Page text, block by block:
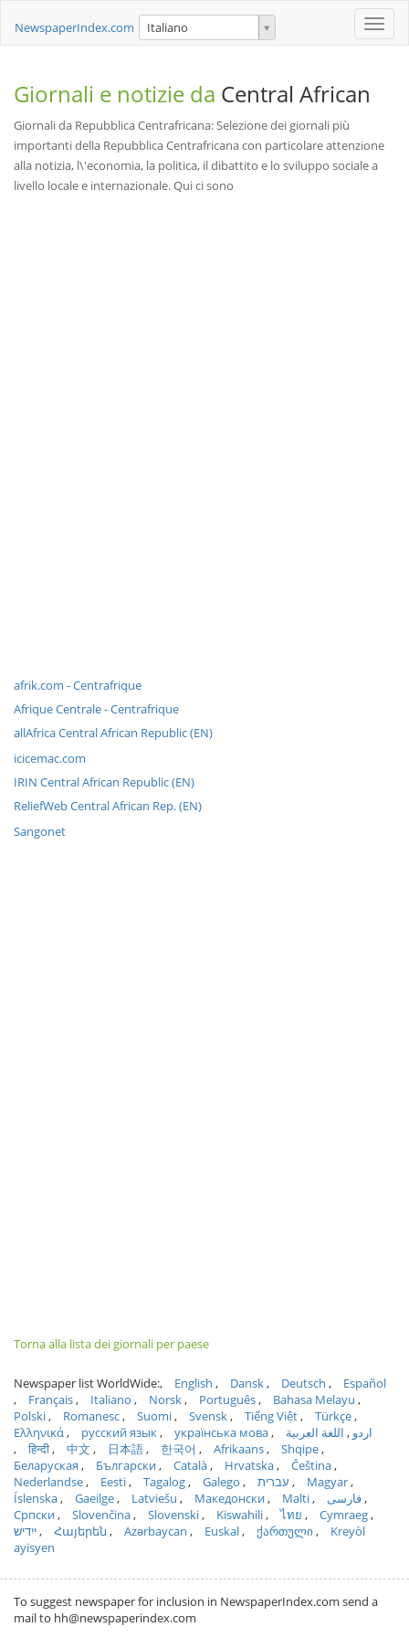
Toggle
NewspaperIndex.com Italiano
Giornali e notizie da Central African
Giornali da Repubblica Centrafricana: Selezione dei giornali più
importanti della Repubblica Centrafricana con particolare attenzione
alla notizia, l\'economia, la politica, il dibattito e lo sviluppo sociale a
livello locale e internazionale. Qui ci sono
afrik.com - Centrafrique
Afrique Centrale - Centrafrique
allAfrica Central African Republic (EN)
icicemac.com
IRIN Central African Republic (EN)
ReliefWeb Central African Rep. (EN)
Sangonet
Torna alla lista dei giornali per paese
Newspaper list WorldWide: English Dansk Deutsch
Español
Français
Italiano Norsk Português
Bahasa Melayu
Polski
Romanesc Suomi Svensk Tiếng Việt
Türkçe
Ελληνικά
русский язык українська мова اردو
اللغة العربية
हिन्दी
中文 日本語 한국어 Afrikaans
Shqipe
Беларуская
Български Català Hrvatska
Čeština
Nederlandse
Eesti Tagalog Galego עברית
Magyar
Íslenska
Gaeilge Latviešu Македонски Malti
فارسی
Српски
Slovenčina Slovenski Kiswahili ไทย
Cymraeg
ייִדיש
Հայերեն Azərbaycan Euskal ქართული
Kreyòl
ayisyen
To suggest newspaper for inclusion in NewspaperIndex.com send a
mail to hh@newspaperindex.com